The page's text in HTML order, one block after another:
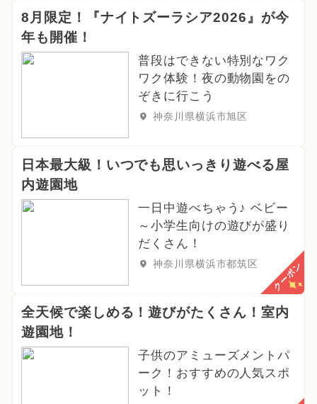
8月限定！『ナイトズーラシア2026』が今
年も開催！
普段はできない特別なワク
ワク体験！夜の動物園をの
ぞきに行こう
神奈川県横浜市旭区
日本最大級！いつでも思いっきり遊べる屋
内遊園地
一日中遊べちゃう♪ ベビー
～小学生向けの遊びが盛り
だくさん！
神奈川県横浜市都筑区 クーポン
全天候で楽しめる！遊びがたくさん！室内
遊園地！
子供のアミューズメントパ
ーク！おすすめの人気スポ
ット！